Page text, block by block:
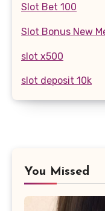
Slot Bet 100
Slot Bonus New
slot x500
slot deposit 10k
You Missed